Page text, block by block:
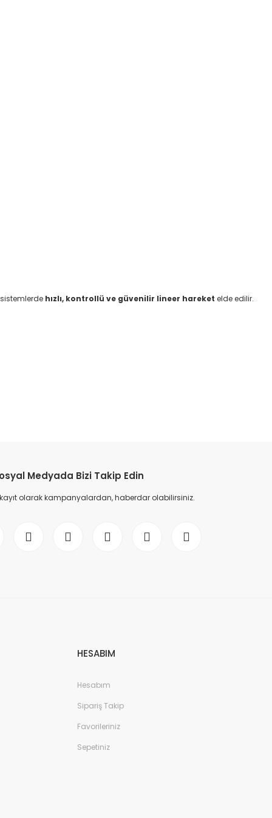
hızlı, kontrollü ve güvenilir lineer hareket elde edilir.
Medyada Bizi Takip Edin
olarak kampanyalardan, haberdar olabilirsiniz.
HESABIM
Hesabım
Sipariş Takip
Favorileriniz
Sepetiniz